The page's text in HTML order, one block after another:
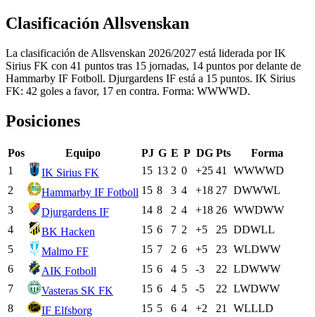
Clasificación Allsvenskan
La clasificación de Allsvenskan 2026/2027 está liderada por IK
Sirius FK con 41 puntos tras 15 jornadas, 14 puntos por delante de
Hammarby IF Fotboll. Djurgardens IF está a 15 puntos. IK Sirius
FK: 42 goles a favor, 17 en contra. Forma: WWWWD.
Posiciones
Pos Equipo PJ G E P DG Pts
Forma
1
IK Sirius FK 15 13 2 0 +25 41 WWWWD
2
Hammarby IF Fotboll 15 8 3 4 +18 27 DWWWL
3
Djurgardens IF 14 8 2 4 +18 26 WWDWW
4
BK Hacken 15 6 7 2 +5 25 DDWLL
5
Malmo FF 15 7 2 6 +5 23 WLDWW
6
AIK Fotboll 15 6 4 5 -3 22 LDWWW
7
Vasteras SK FK 15 6 4 5 -5 22 LWDWW
8
IF Elfsborg 15 5 6 4 +2 21 WLLLD